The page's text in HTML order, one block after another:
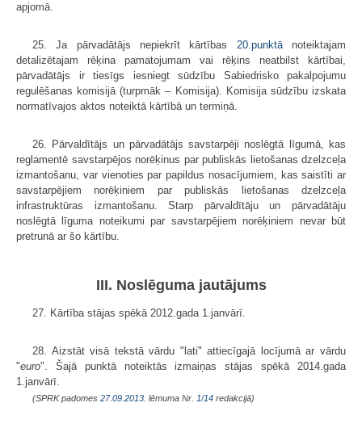
apjomā.
25. Ja pārvadātājs nepiekrīt kārtības 20.punktānoteiktajam
detalizētajam rēķina pamatojumam vai rēķins neatbilst kārtībai,
pārvadātājs ir tiesīgs iesniegt sūdzību Sabiedrisko pakalpojumu
regulēšanas komisijā (turpmāk – Komisija). Komisija sūdzību izskata
normatīvajos aktos noteiktā kārtībā un termiņā.
26. Pārvaldītājs un pārvadātājs savstarpēji noslēgtā līgumā, kas
reglamentē savstarpējos norēķinus par publiskās lietošanas dzelzceļa
izmantošanu, var vienoties par papildus nosacījumiem, kas saistīti ar
savstarpējiem norēķiniem par publiskās lietošanas dzelzceļa
infrastruktūras izmantošanu. Starp pārvaldītāju un pārvadātāju
noslēgtā līguma noteikumi par savstarpējiem norēķiniem nevar būt
pretrunā ar šo kārtību.
III. Noslēguma jautājums
27. Kārtība stājas spēkā 2012.gada 1.janvārī.
28. Aizstāt visā tekstā vārdu "lati" attiecīgajā locījumā ar vārdu
"euro". Šajā punktā noteiktās izmaiņas stājas spēkā 2014.gada
1.janvārī.
(SPRK padomes 27.09.2013. lēmuma Nr. 1/14 redakcijā)